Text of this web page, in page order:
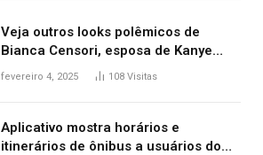
Veja outros looks polêmicos de
Bianca Censori, esposa de Kanye
West que apareceu nua no Grammy
fevereiro 4, 2025 108 Visitas
Aplicativo mostra horários e
itinerários de ônibus a usuários do